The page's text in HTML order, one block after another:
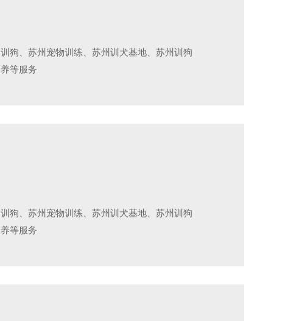
狗、苏州宠物训练、苏州训犬基地、苏州训狗
等服务
狗、苏州宠物训练、苏州训犬基地、苏州训狗
等服务